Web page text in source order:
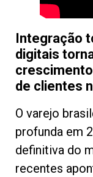
Integração
digitais
de clientes
O varejo
profunda em
definitiva do
recentes